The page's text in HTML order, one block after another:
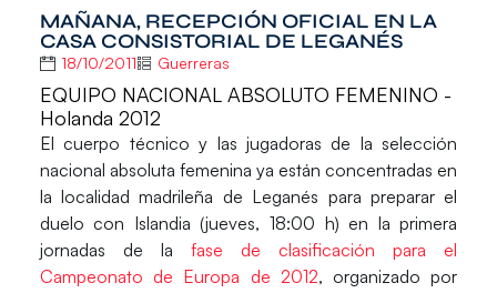
MAÑANA, RECEPCIÓN OFICIAL EN LA
CASA CONSISTORIAL DE LEGANÉS
18/10/2011 Guerreras
EQUIPO NACIONAL ABSOLUTO FEMENINO -
Holanda 2012
El cuerpo técnico y las jugadoras de la selección
nacional absoluta femenina ya están concentradas en
la localidad madrileña de Leganés para preparar el
duelo con Islandia (jueves, 18:00 h) en la primera
jornadas de la fase de clasificación para el
Campeonato de Europa de 2012, organizado por